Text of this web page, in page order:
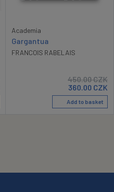
Academia
Gargantua
FRANCOIS RABELAIS
450.00CZK
360.00 CZK
Add to basket